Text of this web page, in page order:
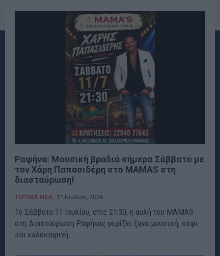
Ραφήνα: Μουσική βραδιά σήμερα Σάββατο με
τον Χάρη Παπασιδέρη στο MAMAS στη
διασταύρωση!
ΤΟΠΙΚΑ ΝΕΑ 11 Ιουλίου, 2026
Το Σάββατο 11 Ιουλίου, στις 21:30, η αυλή του MAMAS
στη Διασταύρωση Ραφήνας γεμίζει ξανά μουσική, κέφι
και καλοκαιρινή...